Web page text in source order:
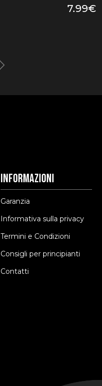
7.99€
Informazioni
Garanzia
Informativa sulla privacy
Termini e Condizioni
Consigli per principianti
Contatti